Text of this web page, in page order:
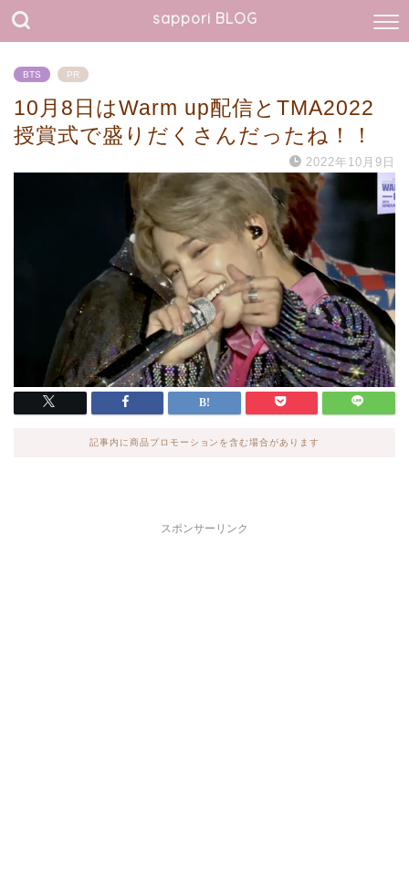
sappori BLOG
BTS PR
10月8日はWarm up配信とTMA2022
授賞式で盛りだくさんだったね！！
2022年10月9日
記事内に商品プロモーションを含む場合があります
スポンサーリンク